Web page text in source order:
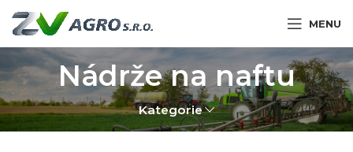
MENU
Nádrže na naftu
Kategorie